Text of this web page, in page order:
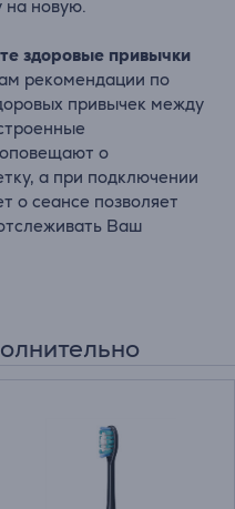
на новую.
здоровые привычки
рекомендации по
привычек между
о
а при подключении
о сеансе позволяет
Ваш